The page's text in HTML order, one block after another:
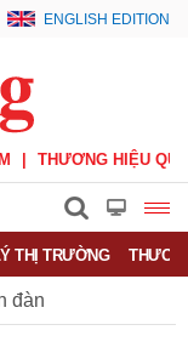
ENGLISH EDITION
THƯƠNG HIỆU
THỊ TRƯỜNG
đàn